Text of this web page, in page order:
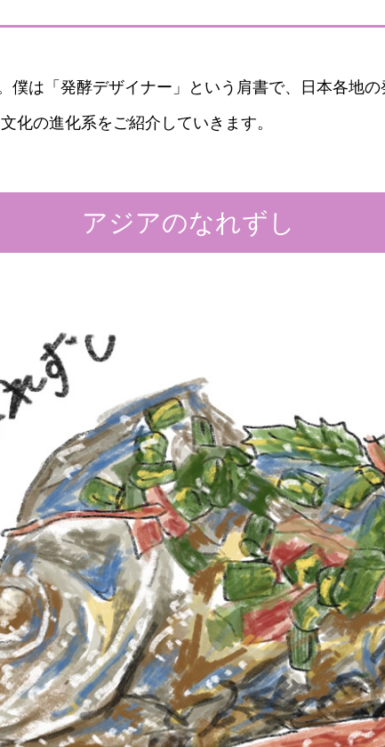
僕は「発酵デザイナー」という肩書で、日本各地
化の進化系をご紹介していきます。
アジアのなれずし